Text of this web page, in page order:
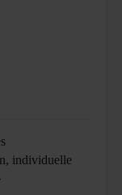
individuelle